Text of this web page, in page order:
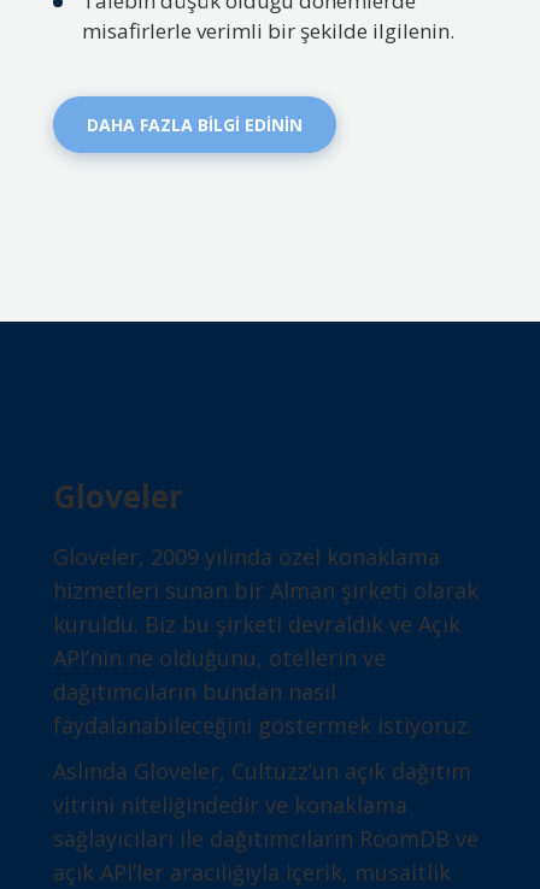
misafirlerle verimli bir şekilde ilgilenin.
DAHA FAZLA BİLGİ EDİNİN
Gloveler
Gloveler, 2009 yılında özel konaklama
hizmetleri sunan bir Alman şirketi olarak
kuruldu. Biz bu şirketi devraldık ve Açık
API’nin ne olduğunu, otellerin ve
dağıtımcıların bundan nasıl
faydalanabileceğini göstermek istiyoruz.
Aslında Gloveler, Cultuzz’un açık dağıtım
vitrini niteliğindedir ve konaklama
sağlayıcıları ile dağıtımcıların RoomDB ve
açık API’ler aracılığıyla içerik, müsaitlik